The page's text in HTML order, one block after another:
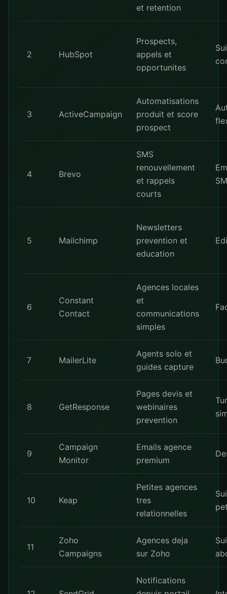
et retention
2 HubSpot
Prospects,
appels et
opportunites
3 ActiveCampaign
Automatisations
produit et score
prospect
4 Brevo
SMS
renouvellement
et rappels
courts
5 Mailchimp
Newsletters
prevention et
education
6
Constant
Contact
Agences locales
et
communications
simples
7 MailerLite
Agents solo et
guides capture
8 GetResponse
Pages devis et
webinaires
prevention
9
Campaign
Monitor
Emails agence
premium
10 Keap
Petites agences
tres
relationnelles
11
Zoho
Campaigns
Agences deja
sur Zoho
Notifications